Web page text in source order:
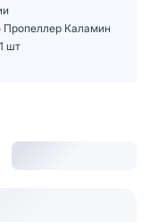
Пропеллер Каламин
шт